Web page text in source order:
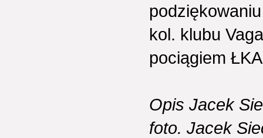
kol. klubu
pociągiem
Opis Jacek
foto. Jacek